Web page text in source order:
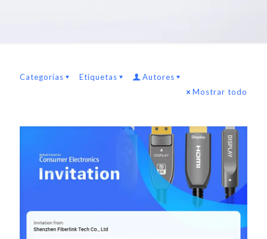
Categorías Etiquetas
Autores
Mostrar todo